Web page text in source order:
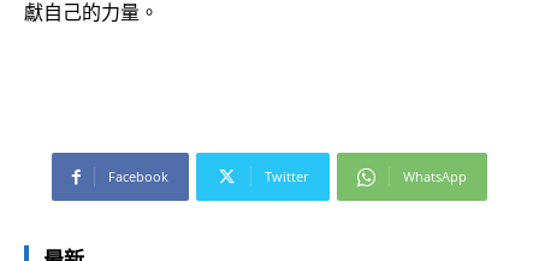
獻自己的力量。
Facebook Twitter WhatsApp